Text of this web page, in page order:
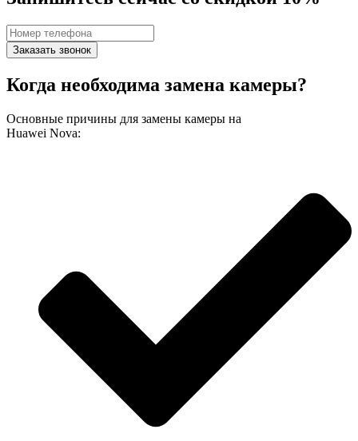
Заказать звонок
Когда необходима замена камеры?
Основные причины для замены камеры на
Huawei Nova: